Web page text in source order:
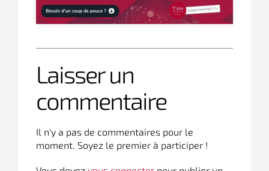
Laisser un
commentaire
Il n'y a pas de commentaires pour le
moment. Soyez le premier à participer !